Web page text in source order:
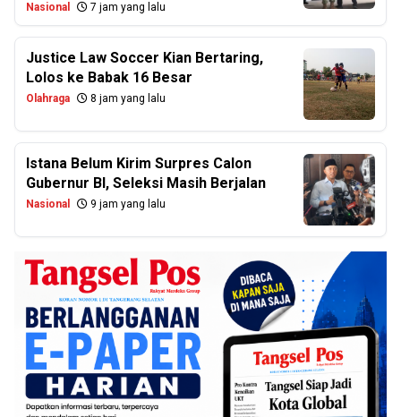
Nasional 7 jam yang lalu
Justice Law Soccer Kian Bertaring,
Lolos ke Babak 16 Besar
Olahraga 8 jam yang lalu
Istana Belum Kirim Surpres Calon
Gubernur BI, Seleksi Masih Berjalan
Nasional 9 jam yang lalu